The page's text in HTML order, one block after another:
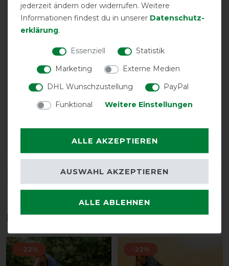
LATEST REVIEWS
01.11.2024
Ich liebe Horseware-Decken! Sie passen meinen Pferden
gut. Nun habe ich das erste Mal eine Stute, die am Hals
empfindlich ist. Das Halsteil sitzt super und ich kann es
von der eigentlichen Pferdedecke nutzen. Die Lieferung
erfolgte prompt.
DETAILS ZUR PRODUKTSICHERHEIT
Das perfekte Zubehör für dich
-22% -22%
jederzeit ändern oder widerrufen. Weitere
Informationen findest du in unserer Daten­schutz­
erklärung.
Essenziell
Statistik
Marketing
Externe Medien
DHL Wunschzustellung
PayPal
Funktional
Weitere Einstellungen
ALLE AKZEPTIEREN
ALLE ABLEHNEN
AUSWAHL AKZEPTIEREN